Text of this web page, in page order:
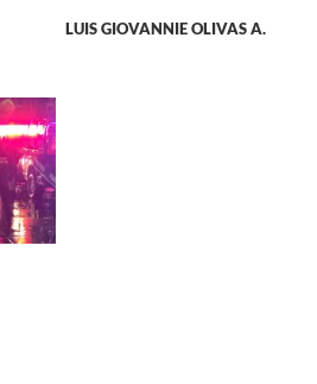
LUIS GIOVANNIE OLIVAS A.